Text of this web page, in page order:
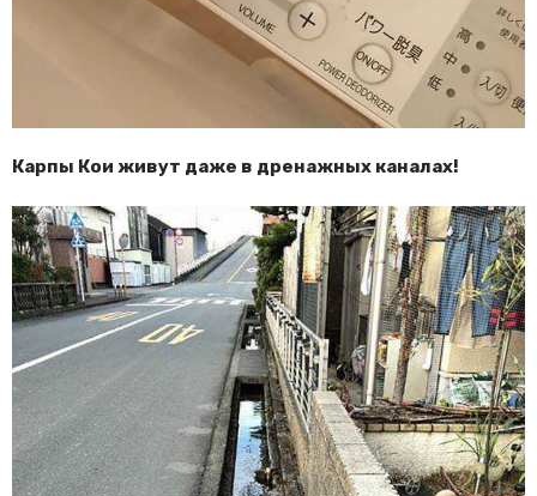
Карпы Кои живут даже в дренажных каналах!